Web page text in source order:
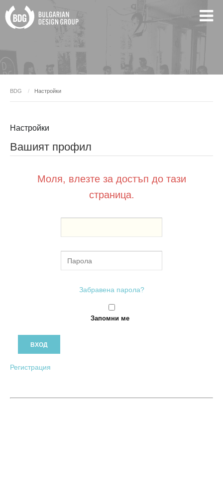
BDG Настройки
Настройки
Вашият профил
Моля, влезте за достъп до тази
страница.
Забравена парола?
Запомни ме
Регистрация